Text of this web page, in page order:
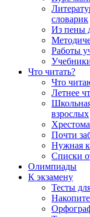
словарик
Из пены
Работы
Что читать?
Что
Летнее
взрослых
Почти
Нужная
Списки
Олимпиады
К экзамену
Тесты